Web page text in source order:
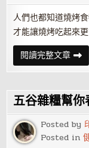
人們也都知道燒烤
才能讓燒烤吃起來
閱讀完整文章吃
燒
烤
麼
才
健
康？
選
擇
低
五谷雜糧幫你
Posted by
Posted in